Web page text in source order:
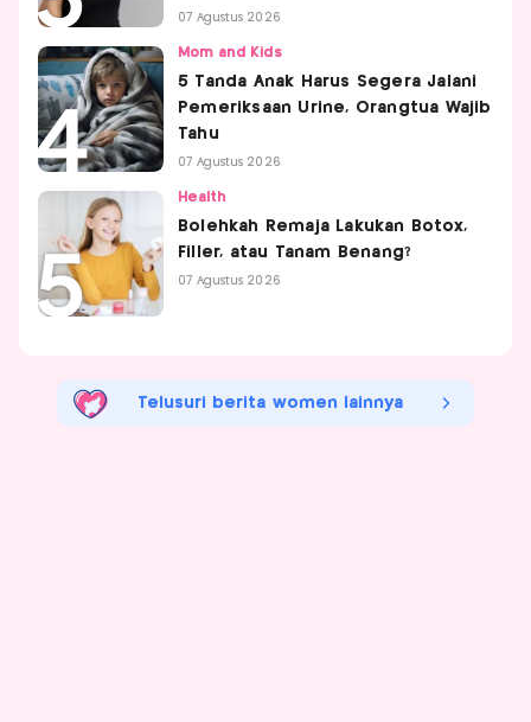
07 Agustus 2026
Mom and Kids
5 Tanda Anak Harus Segera Jalani
Pemeriksaan Urine, Orangtua Wajib
Tahu
07 Agustus 2026
Health
Bolehkah Remaja Lakukan Botox,
Filler, atau Tanam Benang?
07 Agustus 2026
Telusuri berita women lainnya